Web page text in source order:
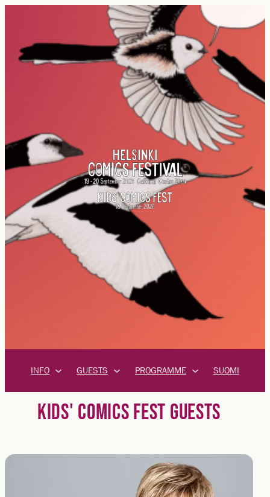
INFO GUESTS PROGRAMME SUOMI
KIDS' COMICS FEST GUESTS